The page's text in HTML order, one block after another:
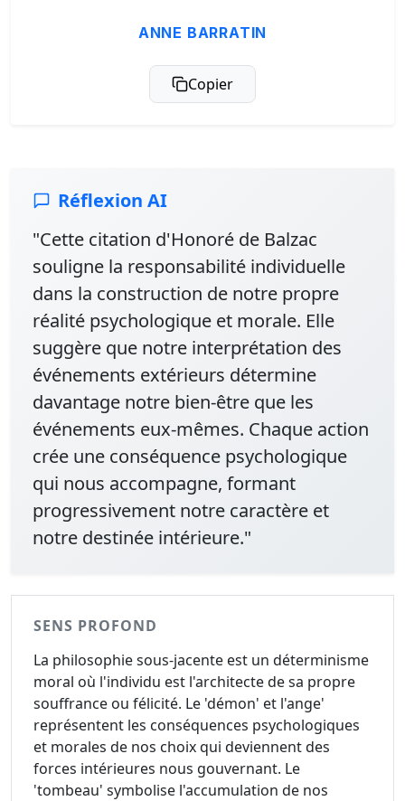
ANNE BARRATIN
Copier
Réflexion AI
"Cette citation d'Honoré de Balzac
souligne la responsabilité individuelle
dans la construction de notre propre
réalité psychologique et morale. Elle
suggère que notre interprétation des
événements extérieurs détermine
davantage notre bien-être que les
événements eux-mêmes. Chaque action
crée une conséquence psychologique
qui nous accompagne, formant
progressivement notre caractère et
notre destinée intérieure."
SENS PROFOND
La philosophie sous-jacente est un déterminisme
moral où l'individu est l'architecte de sa propre
souffrance ou félicité. Le 'démon' et l'ange'
représentent les conséquences psychologiques
et morales de nos choix qui deviennent des
forces intérieures nous gouvernant. Le
'tombeau' symbolise l'accumulation de nos